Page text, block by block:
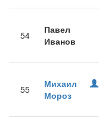
54
Павел
Иванов
55
Михаил
Мороз